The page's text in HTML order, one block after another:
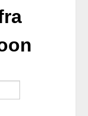
og personvern